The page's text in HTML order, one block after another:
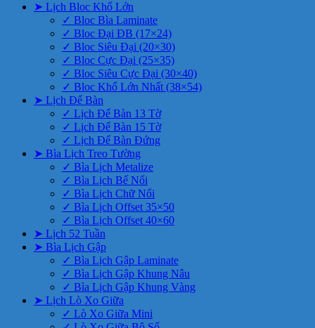
➤ Lịch Bloc Khổ Lớn
✓ Bloc Bìa Laminate
✓ Bloc Đại ĐB (17×24)
✓ Bloc Siêu Đại (20×30)
✓ Bloc Cực Đại (25×35)
✓ Bloc Siêu Cực Đại (30×40)
✓ Bloc Khổ Lớn Nhất (38×54)
➤ Lịch Để Bàn
✓ Lịch Để Bàn 13 Tờ
✓ Lịch Để Bàn 15 Tờ
✓ Lịch Để Bàn Đứng
➤ Bìa Lịch Treo Tường
✓ Bìa Lịch Metalize
✓ Bìa Lịch Bế Nổi
✓ Bìa Lịch Chữ Nổi
✓ Bìa Lịch Offset 35×50
✓ Bìa Lịch Offset 40×60
➤ Lịch 52 Tuần
➤ Bìa Lịch Gập
✓ Bìa Lịch Gập Laminate
✓ Bìa Lịch Gập Khung Nâu
✓ Bìa Lịch Gập Khung Vàng
➤ Lịch Lò Xo Giữa
✓ Lò Xo Giữa Mini